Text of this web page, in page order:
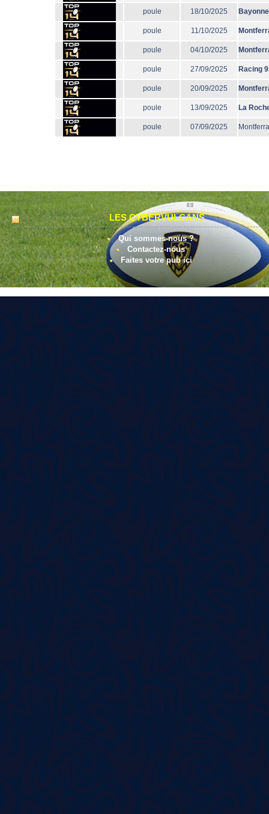
poule 18/10/2025 Bayonne
poule 11/10/2025
poule 04/10/2025
poule 27/09/2025 Racing
poule 20/09/2025
poule 13/09/2025 La
poule 07/09/2025
LES CYBERVULCANS
Qui sommes-nous ?
Contactez-nous
Faites votre pub ici